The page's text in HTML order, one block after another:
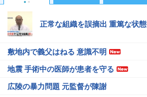
#キャンピングカー
正常な組織を誤摘出 重篤な状態
敷地内で義父はねる 意識不明
地震 手術中の医師が患者を守る
広陵の暴力問題 元監督が陳謝